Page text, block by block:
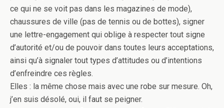
ce qui ne se voit pas dans les magazines de mode),
chaussures de ville (pas de tennis ou de bottes), signer
une lettre-engagement qui oblige à respecter tout signe
d’autorité et/ou de pouvoir dans toutes leurs acceptations,
ainsi qu’à signaler tout types d’attitudes ou d’intentions
d’enfreindre ces règles.
Elles : la même chose mais avec une robe sur mesure. Oh,
j’en suis désolé, oui, il faut se peigner.